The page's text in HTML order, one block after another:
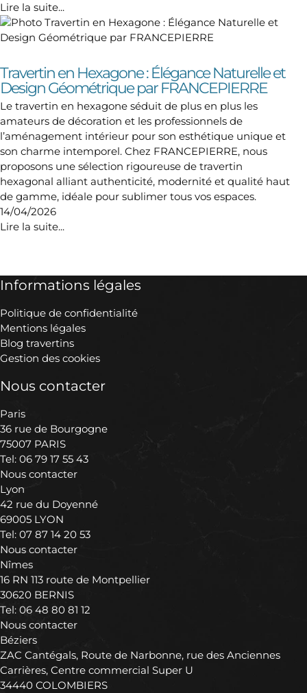
Lire la suite...
Travertin en Hexagone : Élégance Naturelle et
Design Géométrique par FRANCEPIERRE
Le travertin en hexagone séduit de plus en plus les
amateurs de décoration et les professionnels de
l’aménagement intérieur pour son esthétique unique et
son charme intemporel. Chez FRANCEPIERRE, nous
proposons une sélection rigoureuse de travertin
hexagonal alliant authenticité, modernité et qualité haut
de gamme, idéale pour sublimer tous vos espaces.
14/04/2026
Lire la suite...
Informations légales
Politique de confidentialité
Mentions légales
Blog travertins
Gestion des cookies
Nous contacter
Paris
36 rue de Bourgogne
75007 PARIS
Tel: 06 79 17 55 43
Nous contacter
Lyon
42 rue du Doyenné
69005 LYON
Tel: 07 87 14 20 53
Nous contacter
Nîmes
16 RN 113 route de Montpellier
30620 BERNIS
Tel: 06 48 80 81 12
Nous contacter
Béziers
ZAC Cantégals, Route de Narbonne, rue des Anciennes
Carrières, Centre commercial Super U
34440 COLOMBIERS